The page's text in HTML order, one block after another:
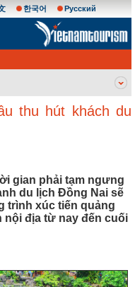
한국어 Русский
thu hút khách du
gian phải tạm ngưng
du lịch Đồng Nai sẽ
trình xúc tiến quảng
nội địa từ nay đến cuối